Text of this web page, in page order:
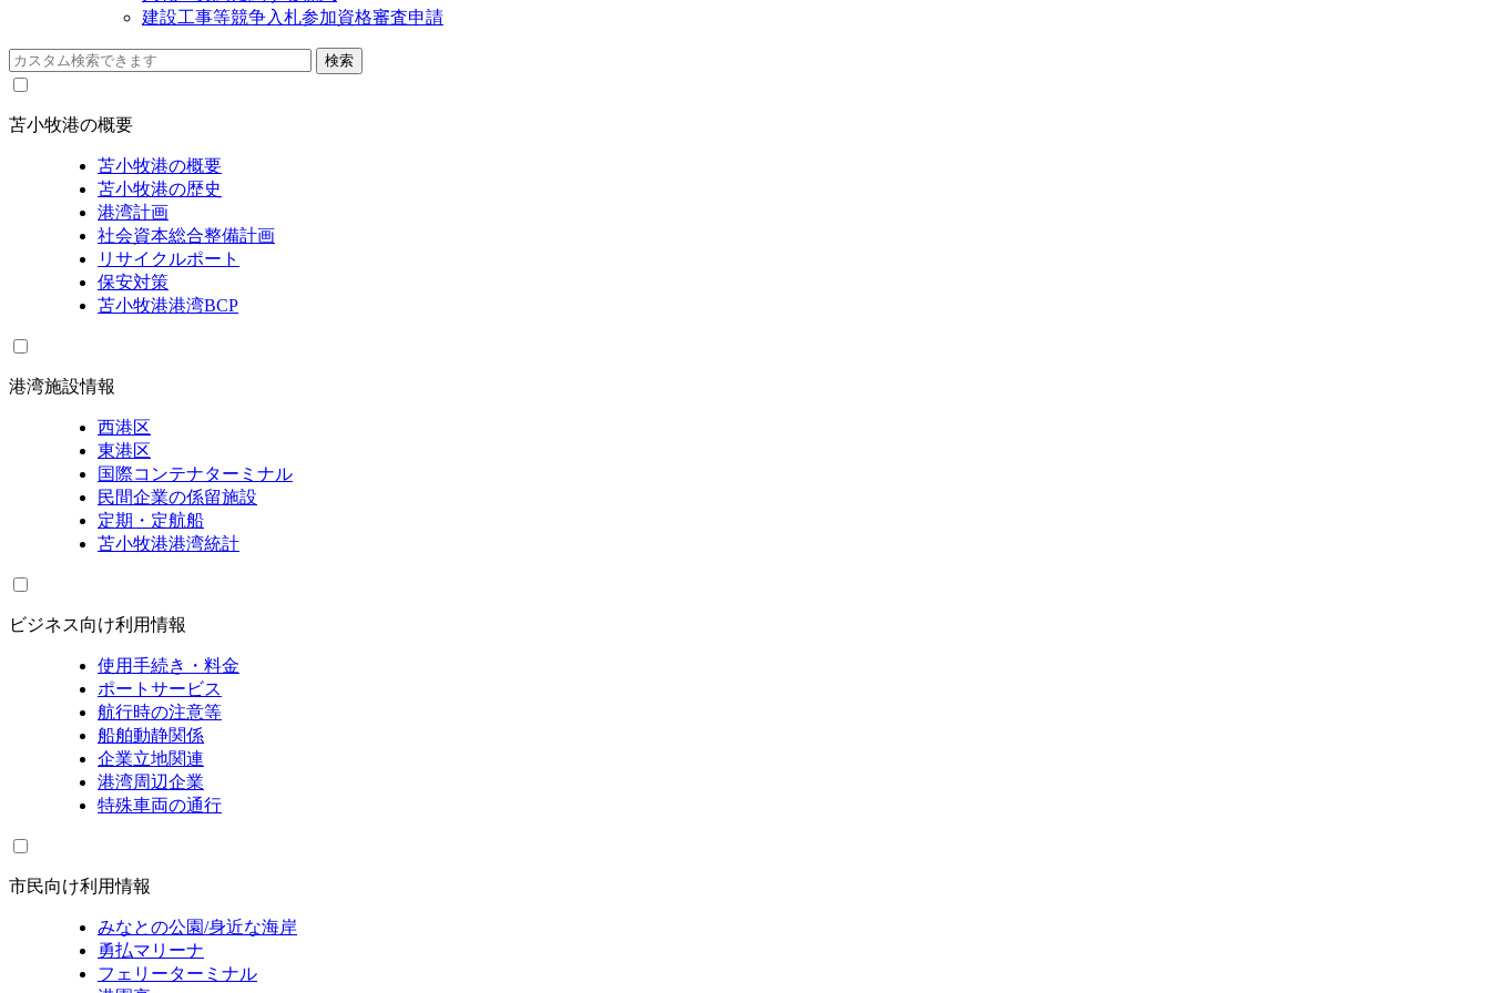
建設工事等競争入札参加資格審査申請
苫小牧港の概要
苫小牧港の概要
苫小牧港の歴史
港湾計画
社会資本総合整備計画
リサイクルポート
保安対策
苫小牧港港湾BCP
港湾施設情報
西港区
東港区
国際コンテナターミナル
民間企業の係留施設
定期・定航船
苫小牧港港湾統計
ビジネス向け利用情報
使用手続き・料金
ポートサービス
航行時の注意等
船舶動静関係
企業立地関連
港湾周辺企業
特殊車両の通行
市民向け利用情報
みなとの公園/身近な海岸
勇払マリーナ
フェリーターミナル